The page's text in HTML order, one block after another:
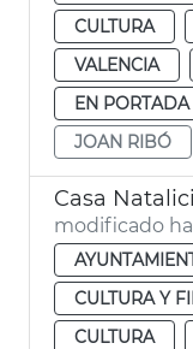
CULTURA
VALENCIA
EN
JOAN RIBÓ
Casa
modificado
CULTURA Y
CULTURA